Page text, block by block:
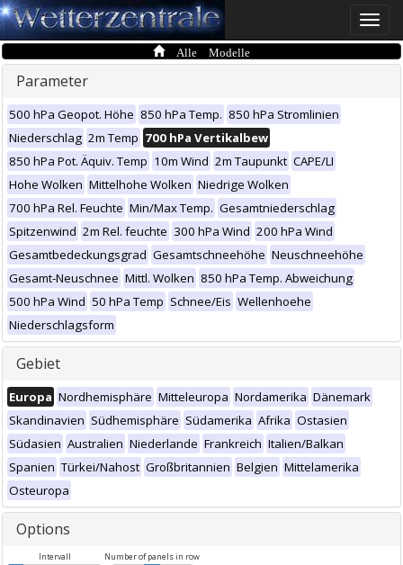
Toggle
Alle Modelle
Parameter
500 hPa Geopot. Höhe 850 hPa Temp. 850 hPa Stromlinien
Niederschlag 2m Temp 700 hPa Vertikalbew
850 hPa Pot. Äquiv. Temp 10m Wind 2m Taupunkt CAPE/LI
Hohe Wolken Mittelhohe Wolken Niedrige Wolken
700 hPa Rel. Feuchte Min/Max Temp. Gesamtniederschlag
Spitzenwind 2m Rel. feuchte 300 hPa Wind 200 hPa Wind
Gesamtbedeckungsgrad Gesamtschneehöhe Neuschneehöhe
Gesamt-Neuschnee Mittl. Wolken 850 hPa Temp. Abweichung
500 hPa Wind 50 hPa Temp Schnee/Eis Wellenhoehe
Niederschlagsform
Gebiet
Europa Nordhemisphäre Mitteleuropa Nordamerika Dänemark
Skandinavien Südhemisphäre Südamerika Afrika Ostasien
Südasien Australien Niederlande Frankreich Italien/Balkan
Spanien Türkei/Nahost Großbritannien Belgien Mittelamerika
Osteuropa
Options
Intervall Number of panels in row